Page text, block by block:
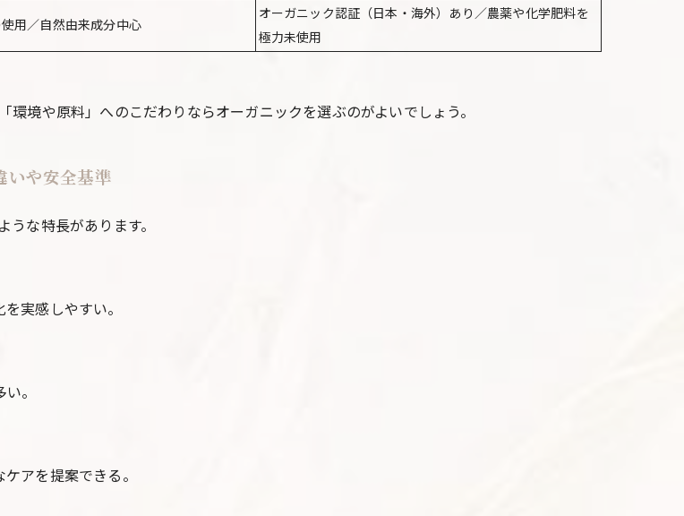
用／自然由来成分中心
オーガニック認証（日本・海外）あり／農薬や化学肥料を
極力未使用
境や原料」へのこだわりならオーガニックを選ぶのがよいでしょう。
いや安全基準
な特長があります。
実感しやすい。
。
アを提案できる。